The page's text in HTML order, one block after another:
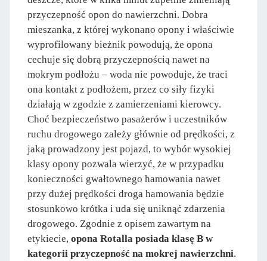
przyczepność opon do nawierzchni. Dobra
mieszanka, z której wykonano opony i właściwie
wyprofilowany bieżnik powodują, że opona
cechuje się dobrą przyczepnością nawet na
mokrym podłożu – woda nie powoduje, że traci
ona kontakt z podłożem, przez co siły fizyki
działają w zgodzie z zamierzeniami kierowcy.
Choć bezpieczeństwo pasażerów i uczestników
ruchu drogowego zależy głównie od prędkości, z
jaką prowadzony jest pojazd, to wybór wysokiej
klasy opony pozwala wierzyć, że w przypadku
konieczności gwałtownego hamowania nawet
przy dużej prędkości droga hamowania będzie
stosunkowo krótka i uda się uniknąć zdarzenia
drogowego. Zgodnie z opisem zawartym na
etykiecie, opona Rotalla posiada klasę B w
kategorii przyczepność na mokrej nawierzchni.